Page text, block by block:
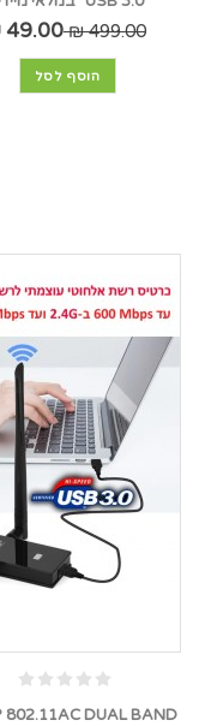
499.00 ₪
49.00 ₪
הוסף לסל
802.11AC DUAL BAND